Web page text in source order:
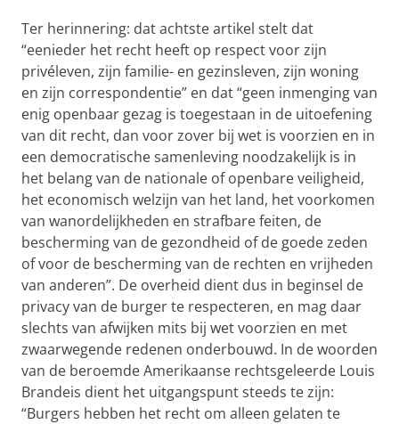
Ter herinnering: dat achtste artikel stelt dat
“eenieder het recht heeft op respect voor zijn
privéleven, zijn familie- en gezinsleven, zijn woning
en zijn correspondentie” en dat “geen inmenging van
enig openbaar gezag is toegestaan in de uitoefening
van dit recht, dan voor zover bij wet is voorzien en in
een democratische samenleving noodzakelijk is in
het belang van de nationale of openbare veiligheid,
het economisch welzijn van het land, het voorkomen
van wanordelijkheden en strafbare feiten, de
bescherming van de gezondheid of de goede zeden
of voor de bescherming van de rechten en vrijheden
van anderen”. De overheid dient dus in beginsel de
privacy van de burger te respecteren, en mag daar
slechts van afwijken mits bij wet voorzien en met
zwaarwegende redenen onderbouwd. In de woorden
van de beroemde Amerikaanse rechtsgeleerde Louis
Brandeis dient het uitgangspunt steeds te zijn:
“Burgers hebben het recht om alleen gelaten te